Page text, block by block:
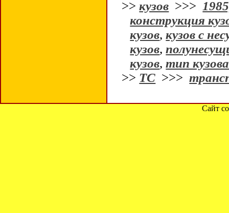
>>кузов >>>
конструкция
кузов,кузов с
кузов,
кузов,тип кузова
>> ТС >>>
Сайт